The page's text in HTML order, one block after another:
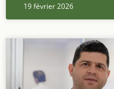
19 février 2026